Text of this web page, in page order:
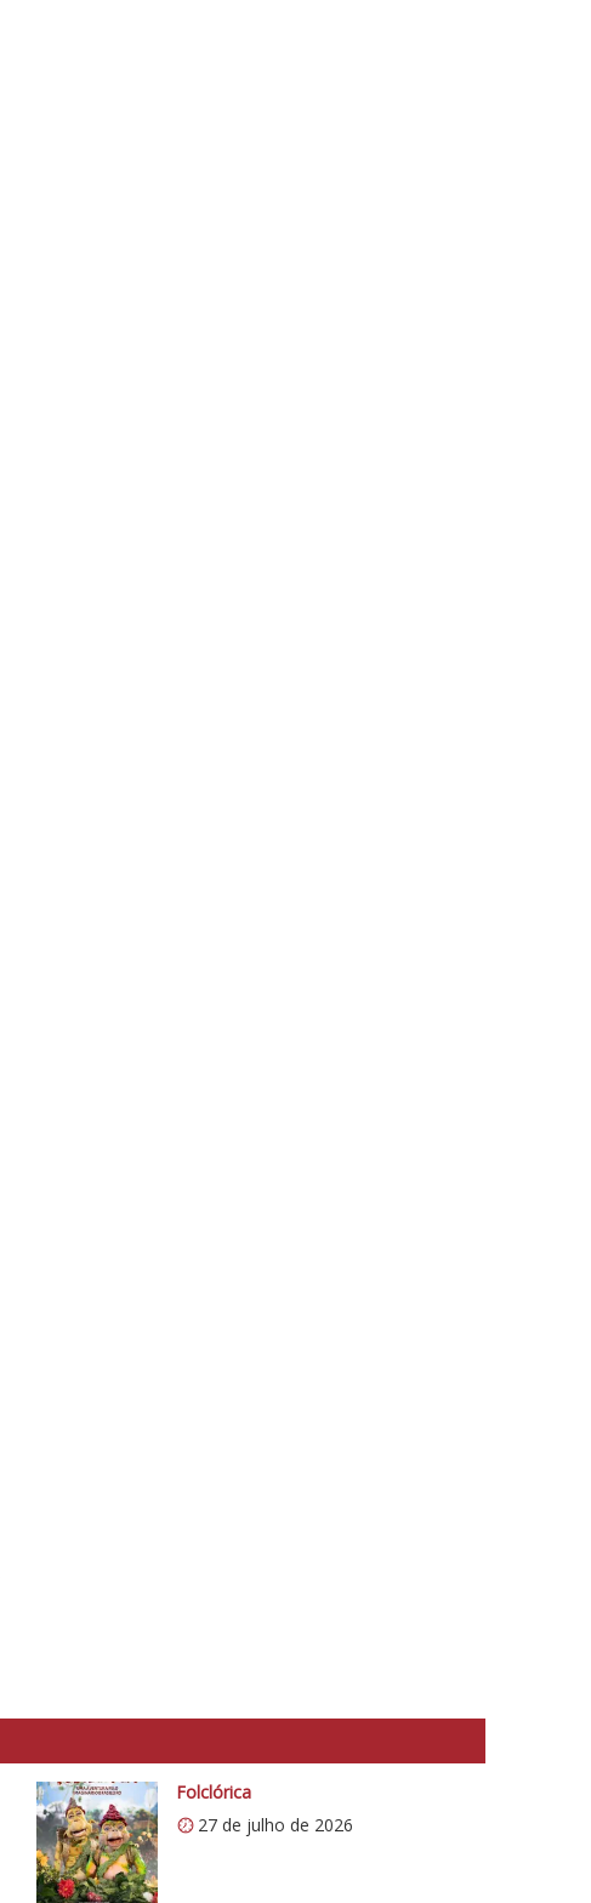
Folclórica
27 de julho de 2026